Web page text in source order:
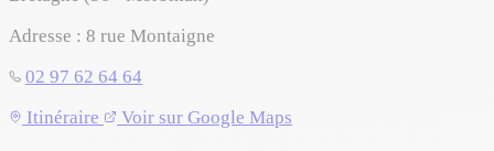
Adresse : 8 rue Montaigne
02 97 62 64 64
Itinéraire
Voir sur Google Maps